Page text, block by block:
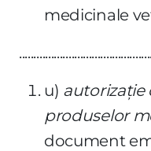
medicinale
u) autorizaţie
produselor
document